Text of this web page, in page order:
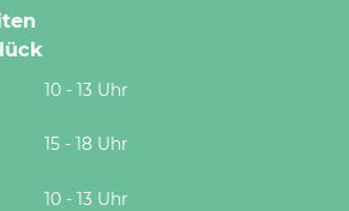
10 - 13 Uhr
15 - 18 Uhr
10 - 13 Uhr